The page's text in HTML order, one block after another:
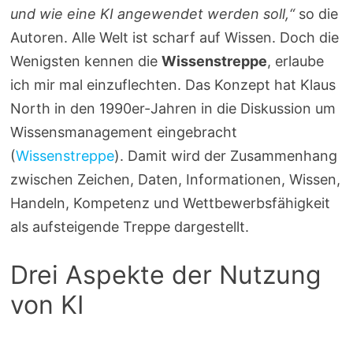
und wie eine KI angewendet werden soll,“ so die
Autoren. Alle Welt ist scharf auf Wissen. Doch die
Wenigsten kennen dieWissenstreppe, erlaube
ich mir mal einzuflechten. Das Konzept hat Klaus
North in den 1990er-Jahren in die Diskussion um
Wissensmanagement eingebracht
(Wissenstreppe). Damit wird der Zusammenhang
zwischen Zeichen, Daten, Informationen, Wissen,
Handeln, Kompetenz und Wettbewerbsfähigkeit
als aufsteigende Treppe dargestellt.
Drei Aspekte der Nutzung
von KI